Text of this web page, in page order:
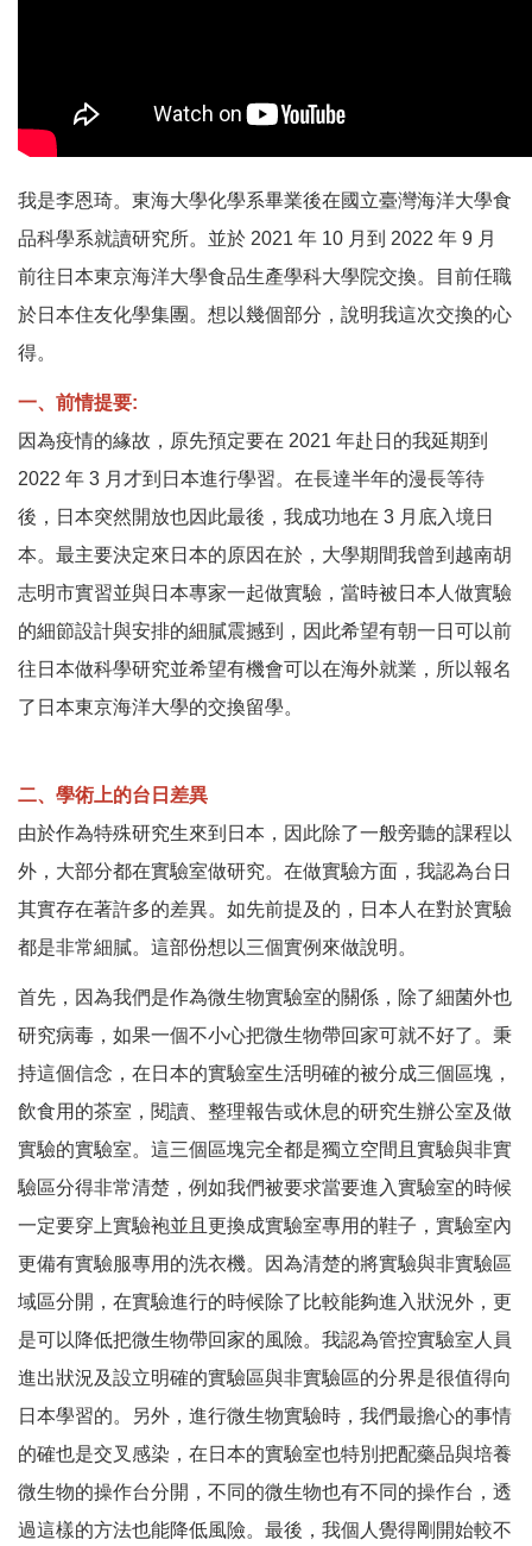
我是李恩琦。東海大學化學系畢業後在國立臺灣海洋大學食
品科學系就讀研究所。並於 2021 年 10 月到 2022 年 9 月
前往日本東京海洋大學食品生產學科大學院交換。目前任職
於日本住友化學集團。想以幾個部分，說明我這次交換的心
得。
一、前情提要:
因為疫情的緣故，原先預定要在 2021 年赴日的我延期到
2022 年 3 月才到日本進行學習。在長達半年的漫長等待
後，日本突然開放也因此最後，我成功地在 3 月底入境日
本。最主要決定來日本的原因在於，大學期間我曾到越南胡
志明市實習並與日本專家一起做實驗，當時被日本人做實驗
的細節設計與安排的細膩震撼到，因此希望有朝一日可以前
往日本做科學研究並希望有機會可以在海外就業，所以報名
了日本東京海洋大學的交換留學。
二、學術上的台日差異
由於作為特殊研究生來到日本，因此除了一般旁聽的課程以
外，大部分都在實驗室做研究。在做實驗方面，我認為台日
其實存在著許多的差異。如先前提及的，日本人在對於實驗
都是非常細膩。這部份想以三個實例來做說明。
首先，因為我們是作為微生物實驗室的關係，除了細菌外也
研究病毒，如果一個不小心把微生物帶回家可就不好了。秉
持這個信念，在日本的實驗室生活明確的被分成三個區塊，
飲食用的茶室，閱讀、整理報告或休息的研究生辦公室及做
實驗的實驗室。這三個區塊完全都是獨立空間且實驗與非實
驗區分得非常清楚，例如我們被要求當要進入實驗室的時候
一定要穿上實驗袍並且更換成實驗室專用的鞋子，實驗室內
更備有實驗服專用的洗衣機。因為清楚的將實驗與非實驗區
域區分開，在實驗進行的時候除了比較能夠進入狀況外，更
是可以降低把微生物帶回家的風險。我認為管控實驗室人員
進出狀況及設立明確的實驗區與非實驗區的分界是很值得向
日本學習的。另外，進行微生物實驗時，我們最擔心的事情
的確也是交叉感染，在日本的實驗室也特別把配藥品與培養
微生物的操作台分開，不同的微生物也有不同的操作台，透
過這樣的方法也能降低風險。最後，我個人覺得剛開始較不